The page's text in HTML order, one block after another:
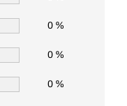
0 %
0 %
0 %